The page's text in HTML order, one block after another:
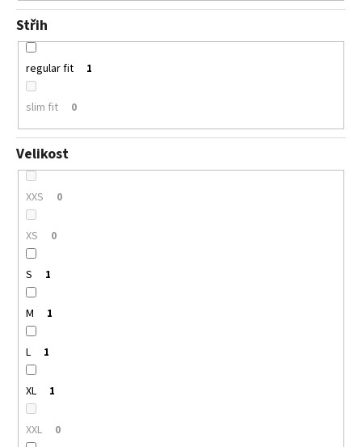
Střih
regular fit 1
slim fit 0
Velikost
XXS 0
XS 0
S 1
M 1
L 1
XL 1
XXL 0